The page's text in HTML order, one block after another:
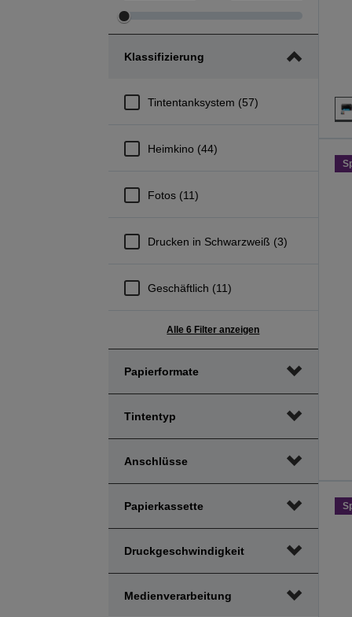
Preis
Bereich
Preis
Bereich
Klassifizierung
Tintentanksystem (57)
Heimkino (44)
Fotos (11)
Drucken in Schwarzweiß (3)
Geschäftlich (11)
Alle 6 Filter anzeigen
Papierformate
Tintentyp
Anschlüsse
Papierkassette
Druckgeschwindigkeit
Medienverarbeitung